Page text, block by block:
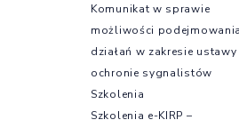
Komunikat w sprawie
możliwości podejmowania
działań w zakresie ustawy
ochronie sygnalistów
Szkolenia
Szkolenia e-KIRP –